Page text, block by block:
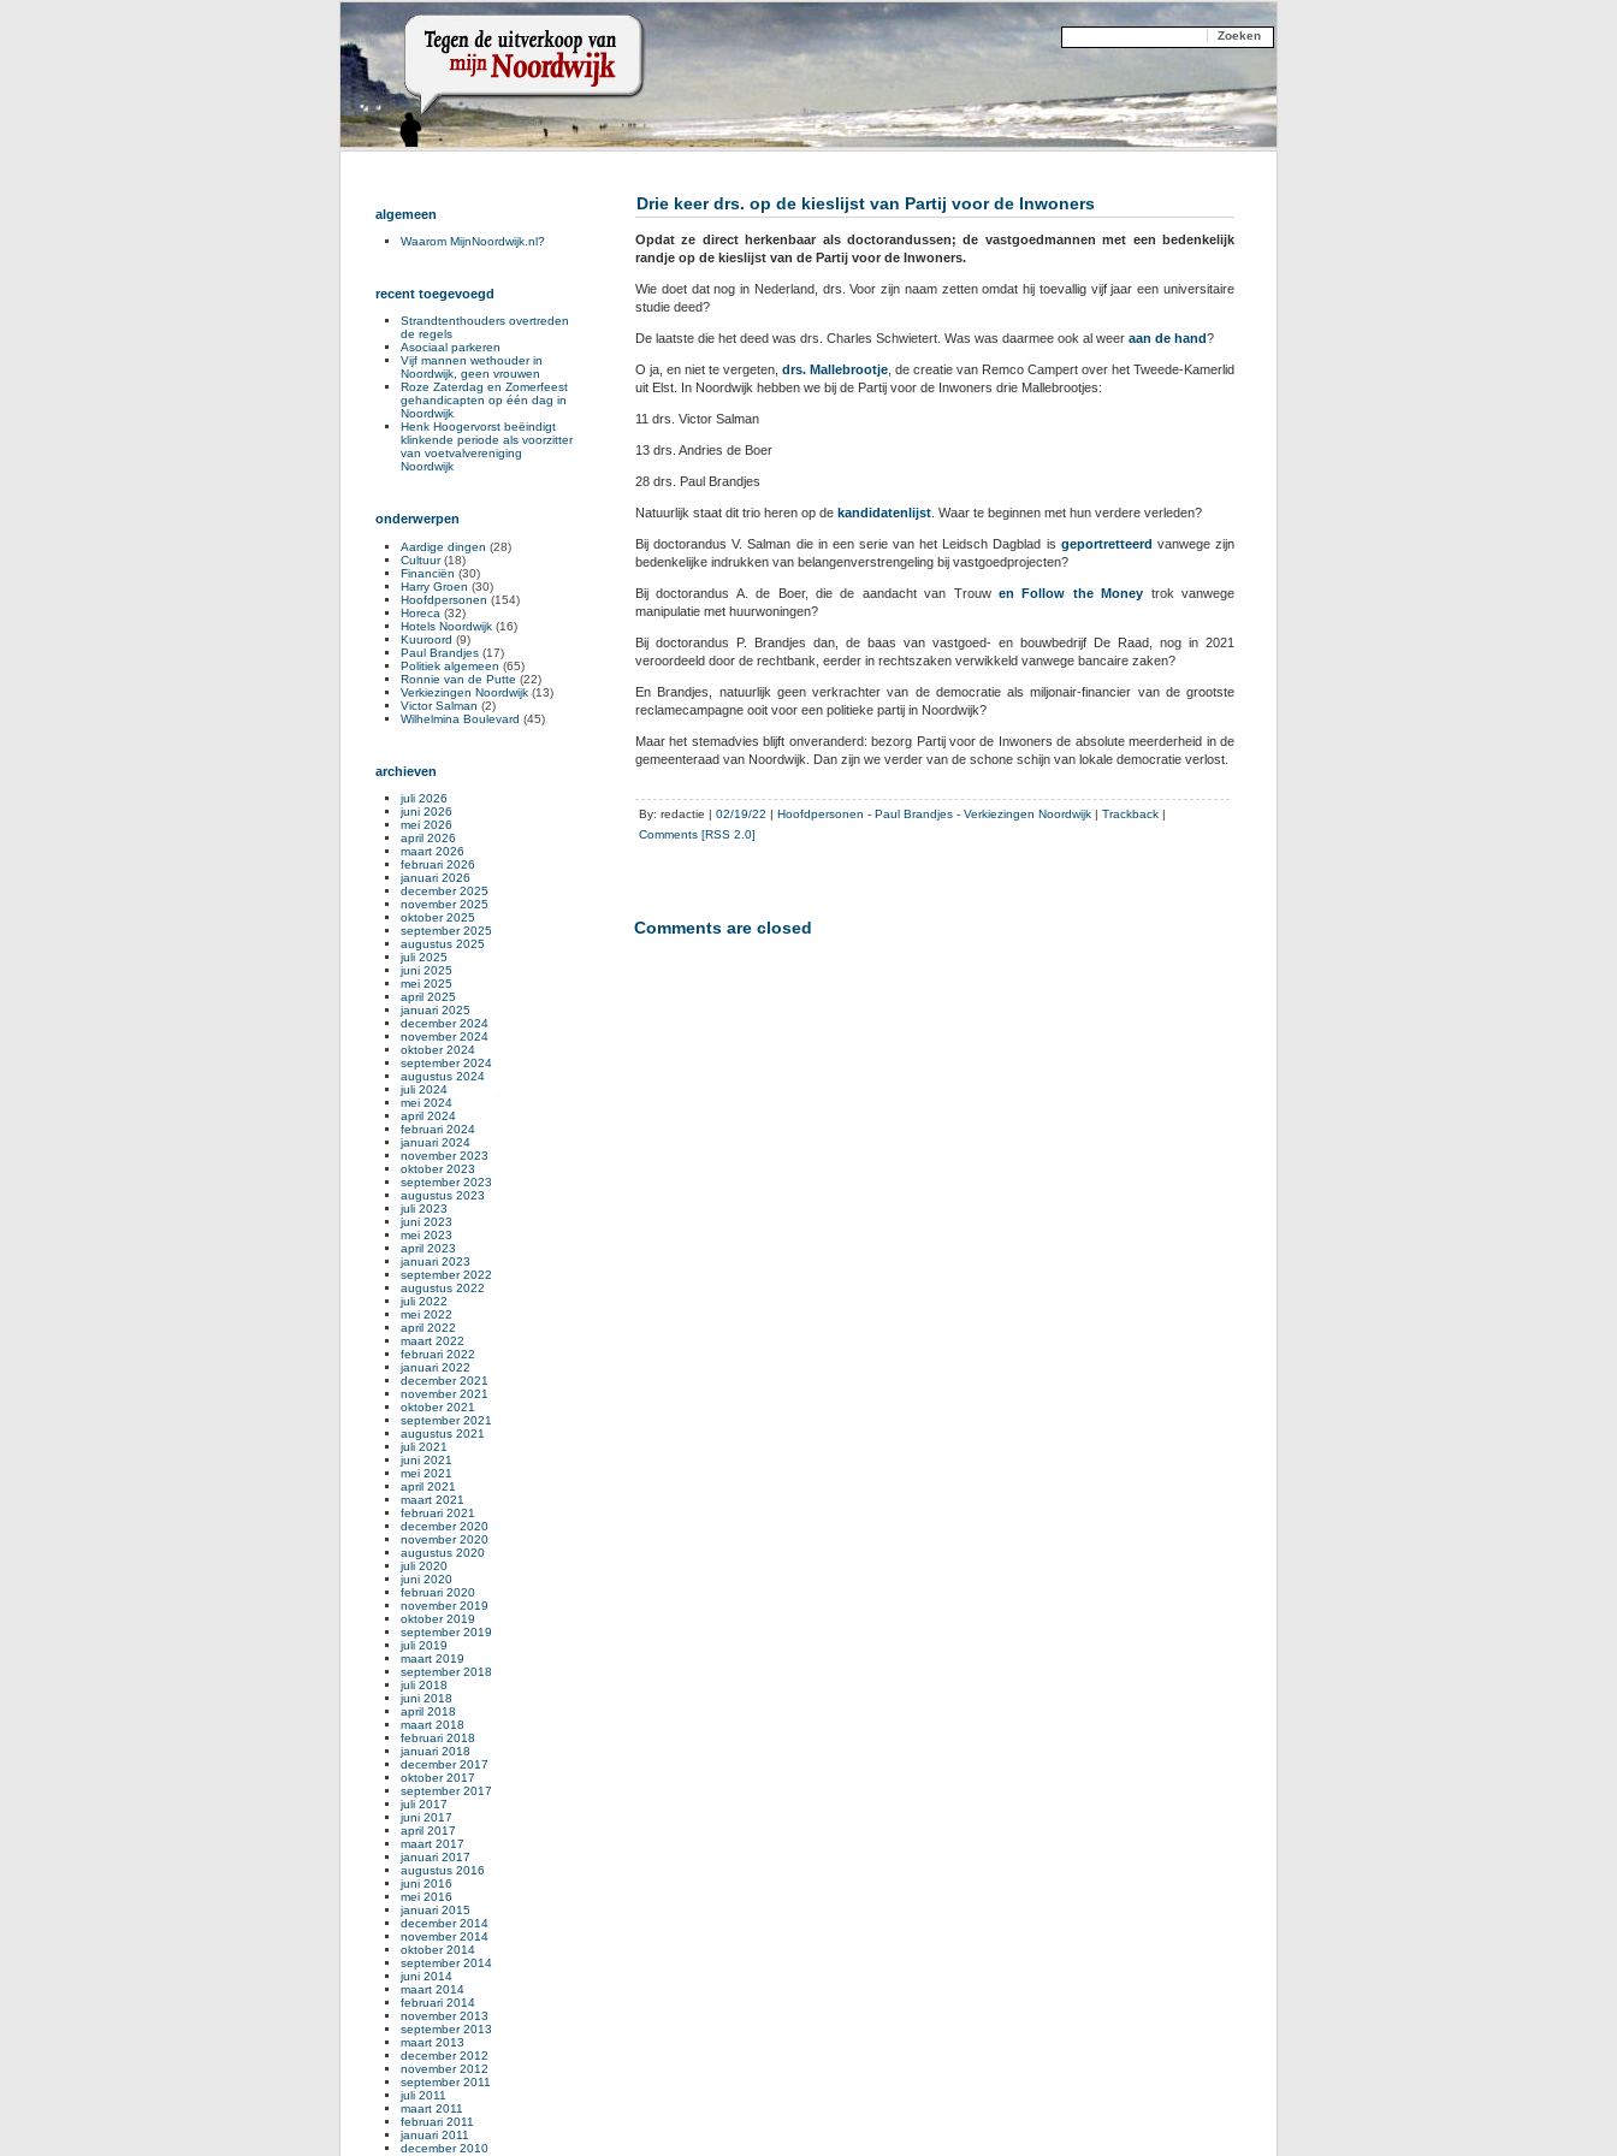
Drie keer drs. op de kieslijst van Partij voor de Inwoners
Opdat ze direct herkenbaar als doctorandussen; de vastgoedmannen met een bedenkelijk
randje op de kieslijst van de Partij voor de Inwoners.
Wie doet dat nog in Nederland, drs. Voor zijn naam zetten omdat hij toevallig vijf jaar een universitaire
studie deed?
De laatste die het deed was drs. Charles Schwietert. Was was daarmee ook al weer aan de hand?
O ja, en niet te vergeten, drs. Mallebrootje , de creatie van Remco Campert over het Tweede-Kamerlid
uit Elst. In Noordwijk hebben we bij de Partij voor de Inwoners drie Mallebrootjes:
11 drs. Victor Salman
13 drs. Andries de Boer
28 drs. Paul Brandjes
Natuurlijk staat dit trio heren op de kandidatenlijst . Waar te beginnen met hun verdere verleden?
Bij doctorandus V. Salman die in een serie van het Leidsch Dagblad is geportretteerd vanwege zijn
bedenkelijke indrukken van belangenverstrengeling bij vastgoedprojecten?
Bij doctorandus A. de Boer, die de aandacht van Trouw en Follow the Money trok vanwege
manipulatie met huurwoningen?
Bij doctorandus P. Brandjes dan, de baas van vastgoed- en bouwbedrijf De Raad, nog in 2021
veroordeeld door de rechtbank, eerder in rechtszaken verwikkeld vanwege bancaire zaken?
En Brandjes, natuurlijk geen verkrachter van de democratie als miljonair-financier van de grootste
reclamecampagne ooit voor een politieke partij in Noordwijk?
Maar het stemadvies blijft onveranderd: bezorg Partij voor de Inwoners de absolute meerderheid in de
gemeenteraad van Noordwijk. Dan zijn we verder van de schone schijn van lokale democratie verlost.
By: redactie | 02/19/22 | Hoofdpersonen - Paul Brandjes - Verkiezingen Noordwijk | Trackback |
Comments [RSS 2.0]
Comments are closed
algemeen
Waarom MijnNoordwijk.nl?
recent toegevoegd
Strandtenthouders overtreden
de regels
Asociaal parkeren
Vijf mannen wethouder in
Noordwijk, geen vrouwen
Roze Zaterdag en Zomerfeest
gehandicapten op één dag in
Noordwijk
Henk Hoogervorst beëindigt
klinkende periode als voorzitter
van voetvalvereniging
Noordwijk
onderwerpen
Aardige dingen (28)
Cultuur(18)
Financiën (30)
Harry Groen (30)
Hoofdpersonen (154)
Horeca (32)
Hotels Noordwijk (16)
Kuuroord (9)
Paul Brandjes (17)
Politiek algemeen (65)
Ronnie van de Putte (22)
Verkiezingen Noordwijk (13)
Victor Salman (2)
Wilhelmina Boulevard (45)
archieven
juli 2026
juni 2026
mei 2026
april 2026
maart 2026
februari 2026
januari 2026
december 2025
november 2025
oktober 2025
september 2025
augustus 2025
juli 2025
juni 2025
mei 2025
april 2025
januari 2025
december 2024
november 2024
oktober 2024
september 2024
augustus 2024
juli 2024
mei 2024
april 2024
februari 2024
januari 2024
november 2023
oktober 2023
september 2023
augustus 2023
juli 2023
juni 2023
mei 2023
april 2023
januari 2023
september 2022
augustus 2022
juli 2022
mei 2022
april 2022
maart 2022
februari 2022
januari 2022
december 2021
november 2021
oktober 2021
september 2021
augustus 2021
juli 2021
juni 2021
mei 2021
april 2021
maart 2021
februari 2021
december 2020
november 2020
augustus 2020
juli 2020
juni 2020
februari 2020
november 2019
oktober 2019
september 2019
juli 2019
maart 2019
september 2018
juli 2018
juni 2018
april 2018
maart 2018
februari 2018
januari 2018
december 2017
oktober 2017
september 2017
juli 2017
juni 2017
april 2017
maart 2017
januari 2017
augustus 2016
juni 2016
mei 2016
januari 2015
december 2014
november 2014
oktober 2014
september 2014
juni 2014
maart 2014
februari 2014
november 2013
september 2013
maart 2013
december 2012
november 2012
september 2011
juli 2011
maart 2011
februari 2011
januari 2011
december 2010